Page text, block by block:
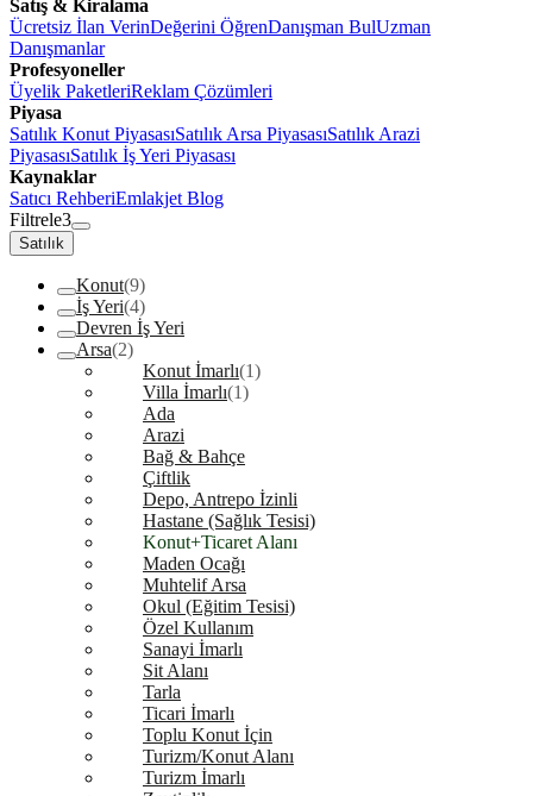
Satış & Kiralama
Ücretsiz İlan VerinDeğerini ÖğrenDanışman BulUzman
Danışmanlar
Profesyoneller
Üyelik PaketleriReklam Çözümleri
Piyasa
Satılık Konut PiyasasıSatılık Arsa PiyasasıSatılık Arazi
PiyasasıSatılık İş Yeri Piyasası
Kaynaklar
Satıcı RehberiEmlakjet Blog
Filtrele3
Satılık
Konut(9)
İş Yeri(4)
Devren İş Yeri
Arsa(2)
Konut İmarlı(1)
Villa İmarlı(1)
Ada
Arazi
Bağ & Bahçe
Çiftlik
Depo, Antrepo İzinli
Hastane (Sağlık Tesisi)
Konut+Ticaret Alanı
Maden Ocağı
Muhtelif Arsa
Okul (Eğitim Tesisi)
Özel Kullanım
Sanayi İmarlı
Sit Alanı
Tarla
Ticari İmarlı
Toplu Konut İçin
Turizm/Konut Alanı
Turizm İmarlı